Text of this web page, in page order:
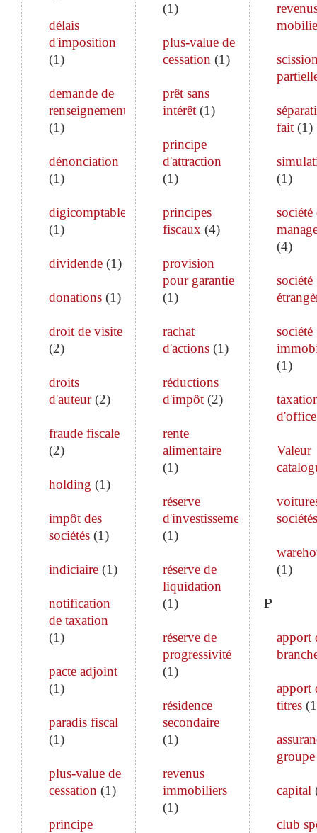
délais
d'imposition
(1)
demande de
renseignements
(1)
dénonciation
(1)
digicomptable
(1)
dividende (1)
donations (1)
droit de visite
(2)
droits
d'auteur(2)
fraude fiscale
(2)
holding (1)
impôt des
sociétés (1)
indiciaire (1)
notification
de taxation
(1)
pacte adjoint
(1)
paradis fiscal
(1)
plus-value de
cessation (1)
principe
(1)
plus-value de
cessation (1)
prêt sans
intérêt(1)
principe
d'attraction
(1)
principes
fiscaux (4)
provision
pour garantie
(1)
rachat
d'actions(1)
réductions
d'impôt(2)
rente
alimentaire
(1)
réserve
d'investissement
(1)
réserve de
liquidation
(1)
réserve de
progressivité
(1)
résidence
secondaire
(1)
revenus
immobiliers
(1)
fait(1)
(1)
société
(4)
société
société
(1)
d'office
Valeur
sociétés
(1)
P
apport
apport
titres(1
groupe
capital
club